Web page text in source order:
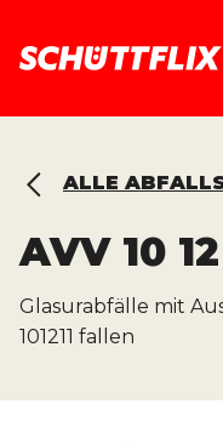
ALLE
AVV 10
Glasurabfälle mit
101211 fallen